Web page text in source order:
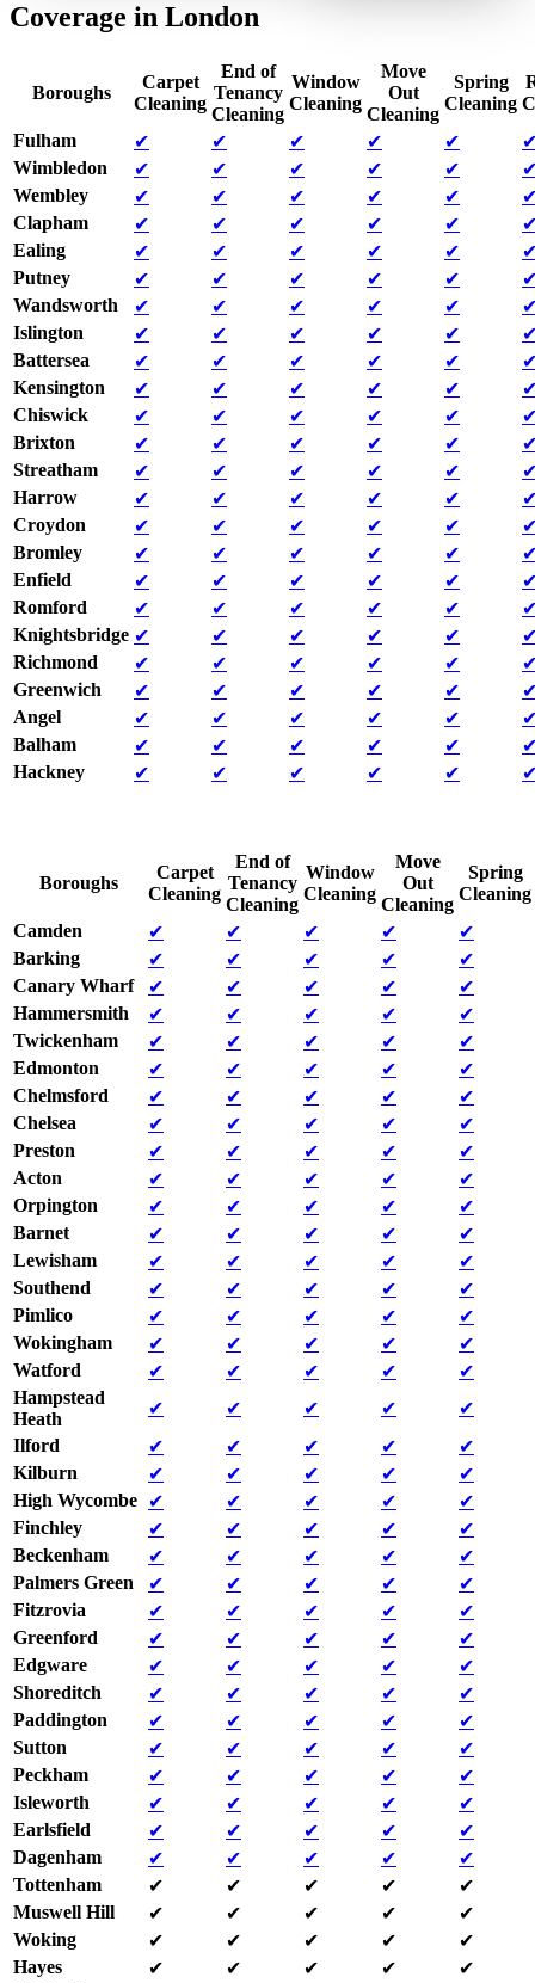
Coverage in London
Boroughs
Carpet
Cleaning
End of
Tenancy
Cleaning
Window
Cleaning
Move
Out
Cleaning
Spring
Cleaning
Fulham
✔ ✔ ✔ ✔ ✔
Wimbledon
✔ ✔ ✔ ✔ ✔
Wembley
✔ ✔ ✔ ✔ ✔
Clapham
✔ ✔ ✔ ✔ ✔
Ealing
✔ ✔ ✔ ✔ ✔
Putney
✔ ✔ ✔ ✔ ✔
Wandsworth
✔ ✔ ✔ ✔ ✔
Islington
✔ ✔ ✔ ✔ ✔
Battersea
✔ ✔ ✔ ✔ ✔
Kensington
✔ ✔ ✔ ✔ ✔
Chiswick
✔ ✔ ✔ ✔ ✔
Brixton
✔ ✔ ✔ ✔ ✔
Streatham
✔ ✔ ✔ ✔ ✔
Harrow
✔ ✔ ✔ ✔ ✔
Croydon
✔ ✔ ✔ ✔ ✔
Bromley
✔ ✔ ✔ ✔ ✔
Enfield
✔ ✔ ✔ ✔ ✔
Romford
✔ ✔ ✔ ✔ ✔
Knightsbridge ✔ ✔ ✔ ✔ ✔
Richmond
✔ ✔ ✔ ✔ ✔
Greenwich
✔ ✔ ✔ ✔ ✔
Angel
✔ ✔ ✔ ✔ ✔
Balham
✔ ✔ ✔ ✔ ✔
Hackney
✔ ✔ ✔ ✔ ✔
Boroughs
Carpet
Cleaning
End of
Tenancy
Cleaning
Window
Cleaning
Move
Out
Cleaning
Spring
Cleaning
Camden
✔ ✔ ✔ ✔
✔
Barking
✔ ✔ ✔ ✔
✔
Canary Wharf
✔ ✔ ✔ ✔
✔
Hammersmith
✔ ✔ ✔ ✔
✔
Twickenham
✔ ✔ ✔ ✔
✔
Edmonton
✔ ✔ ✔ ✔
✔
Chelmsford
✔ ✔ ✔ ✔
✔
Chelsea
✔ ✔ ✔ ✔
✔
Preston
✔ ✔ ✔ ✔
✔
Acton
✔ ✔ ✔ ✔
✔
Orpington
✔ ✔ ✔ ✔
✔
Barnet
✔ ✔ ✔ ✔
✔
Lewisham
✔ ✔ ✔ ✔
✔
Southend
✔ ✔ ✔ ✔
✔
Pimlico
✔ ✔ ✔ ✔
✔
Wokingham
✔ ✔ ✔ ✔
✔
Watford
✔ ✔ ✔ ✔
✔
Hampstead
Heath
✔ ✔ ✔ ✔
✔
Ilford
✔ ✔ ✔ ✔
✔
Kilburn
✔ ✔ ✔ ✔
✔
High Wycombe
✔ ✔ ✔ ✔
✔
Finchley
✔ ✔ ✔ ✔
✔
Beckenham
✔ ✔ ✔ ✔
✔
Palmers Green
✔ ✔ ✔ ✔
✔
Fitzrovia
✔ ✔ ✔ ✔
✔
Greenford
✔ ✔ ✔ ✔
✔
Edgware
✔ ✔ ✔ ✔
✔
Shoreditch
✔ ✔ ✔ ✔
✔
Paddington
✔ ✔ ✔ ✔
✔
Sutton
✔ ✔ ✔ ✔
✔
Peckham
✔ ✔ ✔ ✔
✔
Isleworth
✔ ✔ ✔ ✔
✔
Earlsfield
✔ ✔ ✔ ✔
✔
Dagenham
✔ ✔ ✔ ✔
✔
Tottenham
✔ ✔ ✔ ✔
✔
Muswell Hill
✔ ✔ ✔ ✔
✔
Woking
✔ ✔ ✔ ✔
✔
Hayes
✔ ✔ ✔ ✔
✔